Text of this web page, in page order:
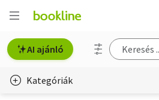
AI ajánló
Kategóriák